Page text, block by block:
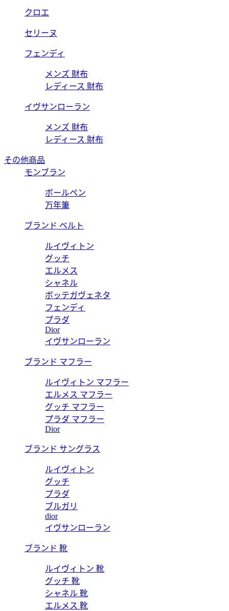
クロエ
セリーヌ
フェンディ
メンズ 財布
レディース 財布
イヴサンローラン
メンズ 財布
レディース 財布
その他商品
モンブラン
ボールペン
万年筆
ブランド ベルト
ルイヴィトン
グッチ
エルメス
シャネル
ボッテガヴェネタ
フェンディ
プラダ
Dior
イヴサンローラン
ブランド マフラー
ルイヴィトン マフラー
エルメス マフラー
グッチ マフラー
プラダ マフラー
Dior
ブランド サングラス
ルイヴィトン
グッチ
プラダ
ブルガリ
dior
イヴサンローラン
ブランド 靴
ルイヴィトン 靴
グッチ 靴
シャネル 靴
エルメス 靴